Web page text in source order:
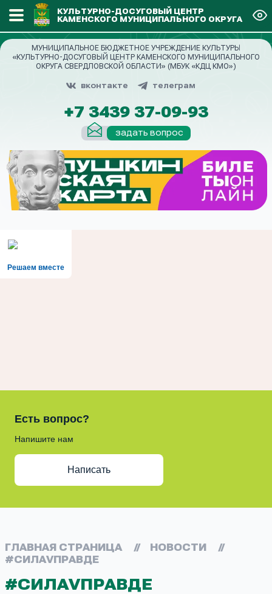
КУЛЬТУРНО-ДОСУГОВЫЙ ЦЕНТР
КАМЕНСКОГО МУНИЦИПАЛЬНОГО ОКРУГА
МУНИЦИПАЛЬНОЕ БЮДЖЕТНОЕ УЧРЕЖДЕНИЕ КУЛЬТУРЫ
«КУЛЬТУРНО-ДОСУГОВЫЙ ЦЕНТР КАМЕНСКОГО МУНИЦИПАЛЬНОГО
ОКРУГА СВЕРДЛОВСКОЙ ОБЛАСТИ» (МБУК «КДЦ КМО»)
вконтакте телеграм
+7 3439 37-09-93
задать вопрос
Решаем вместе
Есть вопрос?
Напишите нам
Написать
ГЛАВНАЯ СТРАНИЦА // НОВОСТИ
//
#СИЛАVПРАВДЕ
#СИЛАVПРАВДЕ